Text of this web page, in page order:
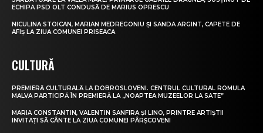
ECHIPA PSD OLT CONDUSĂ DE MARIUS OPRESCU
NICULINA STOICAN, MARIAN MEDREGONIU ȘI SANDA ARGINT, CAPETE DE
AFIȘ LA ZIUA COMUNEI PRISEACA
CULTURĂ
PREMIERĂ CULTURALĂ LA DOBROSLOVENI. CENTRUL CULTURAL ROMULA
MALVA PARTICIPĂ ÎN PREMIERĂ LA „NOAPTEA MUZEELOR LA SATE”
MARIA CONSTANTIN, VALENTIN SANFIRA ȘI LINO, PRINTRE ARTIȘTII
INVITAȚI SĂ CÂNTE LA ZIUA COMUNEI PÂRȘCOVENI